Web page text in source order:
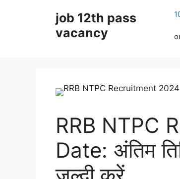
job 12th pass
vacancy
RRB NTPC
Date: अंतिम